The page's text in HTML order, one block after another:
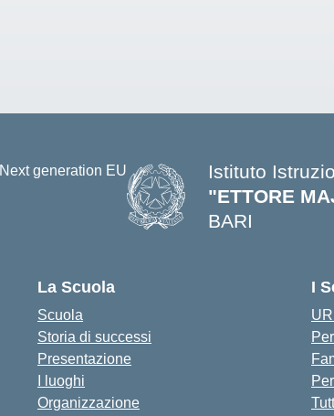
Istituto
"ETTORE
BARI
La Scuola
Scuola
Storia di successi
Presentazione
I luoghi
Organizzazione
I